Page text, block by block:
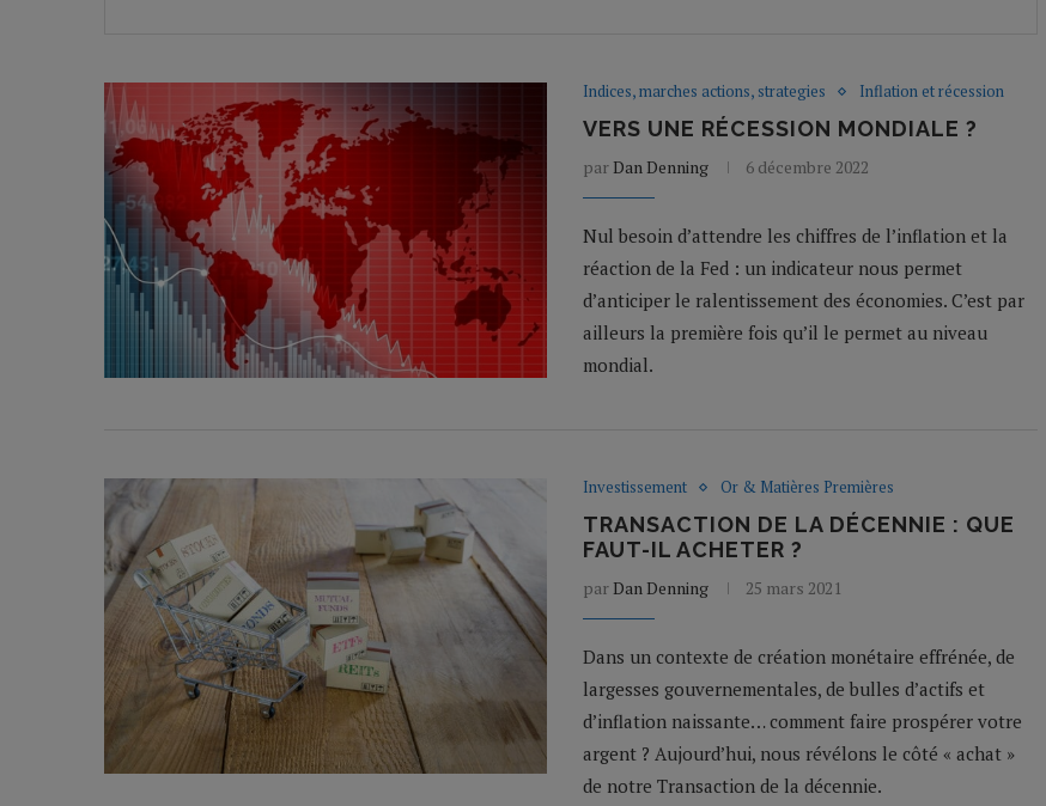
Indices, marches actions, strategies Inflation et récession
VERS UNE RÉCESSION MONDIALE ?
parDan Denning 6 décembre 2022
Nul besoin d’attendre les chiffres de l’inflation et la
réaction de la Fed : un indicateur nous permet
d’anticiper le ralentissement des économies. C’est par
ailleurs la première fois qu’il le permet au niveau
mondial.
Investissement Or & Matières Premières
TRANSACTION DE LA DÉCENNIE : QUE
FAUT-IL ACHETER ?
parDan Denning 25 mars 2021
Dans un contexte de création monétaire effrénée, de
largesses gouvernementales, de bulles d’actifs et
d’inflation naissante… comment faire prospérer votre
argent ? Aujourd’hui, nous révélons le côté « achat »
de notre Transaction de la décennie.